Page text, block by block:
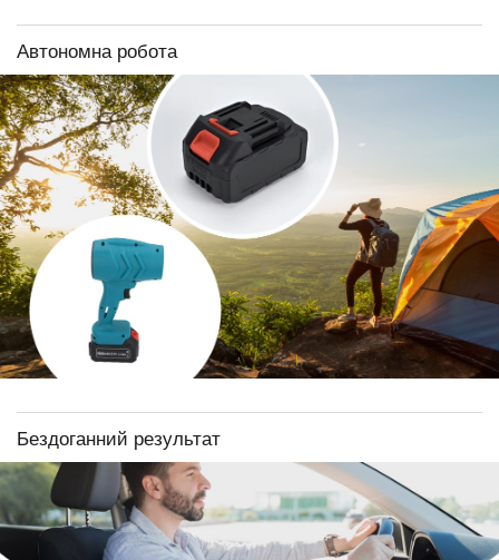
Автономна робота
Бездоганний результат